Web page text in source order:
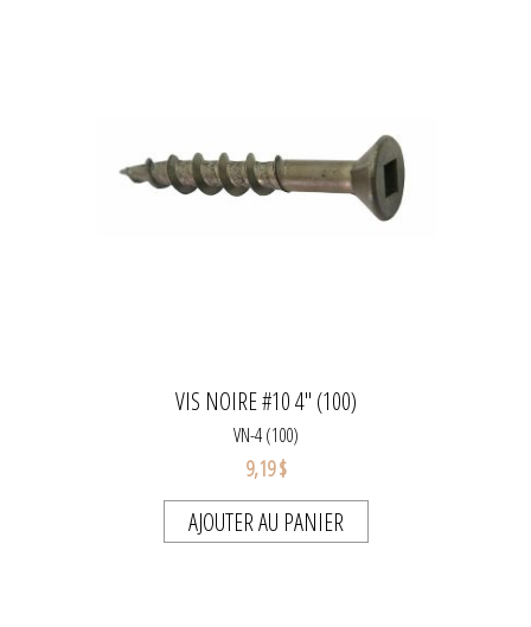
VIS NOIRE #10 4" (100)
VN-4 (100)
9,19 $
AJOUTER AU PANIER